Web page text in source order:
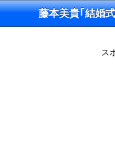
藤本美貴｢結婚
ス